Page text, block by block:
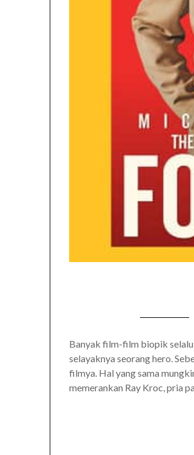
Banyak film-film biopik
selayaknya seorang hero.
filmya. Hal yang sama
memerankan Ray Kroc, pria